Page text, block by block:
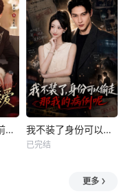
限时一百天，和前夫谈恋爱 我不装了身份可以偷走那我的病例呢
已完结
更多